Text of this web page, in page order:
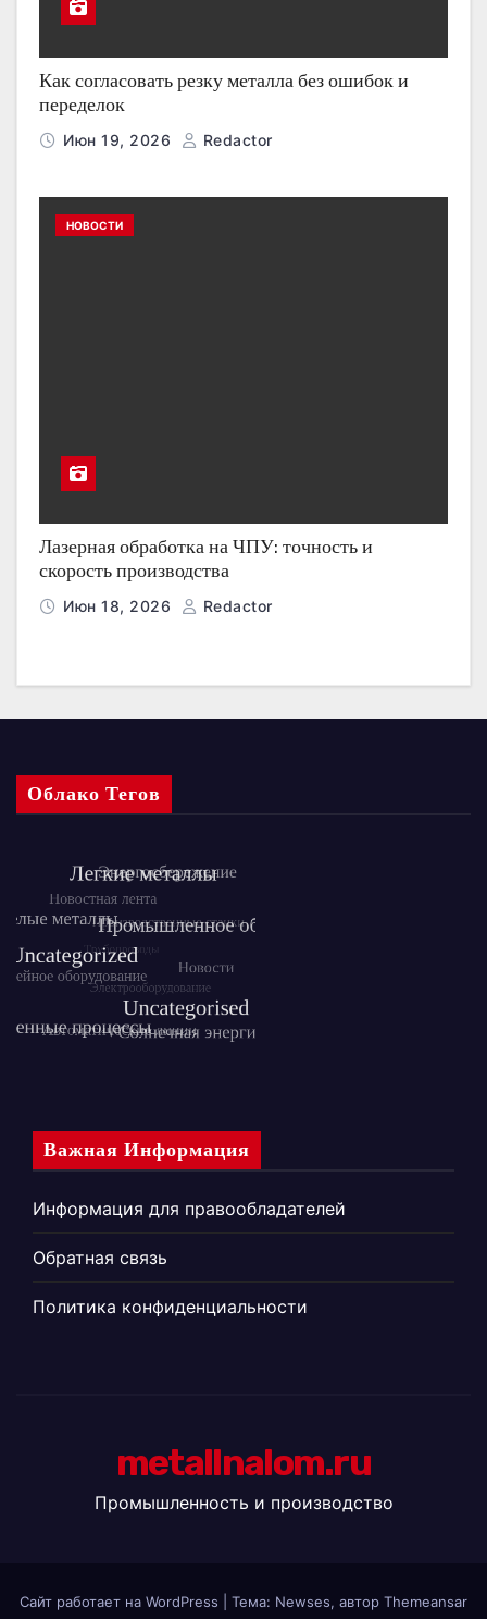
Как согласовать резку металла без ошибок и
переделок
Июн 19, 2026 Redactor
НОВОСТИ
Лазерная обработка на ЧПУ: точность и
скорость производства
Июн 18, 2026 Redactor
Облако Тегов
Важная Информация
Информация для правообладателей
Обратная связь
Политика конфиденциальности
metallnalom.ru
Промышленность и производство
Сайт работает на WordPress Тема: Newses, автор Themeansar